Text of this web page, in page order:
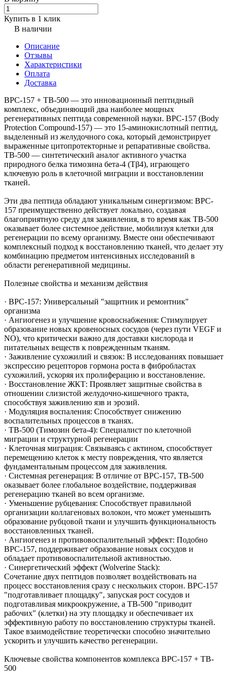
Купить в 1 клик
В наличии
Описание
Отзывы
Характеристики
Оплата
Доставка
BPC-157 + TB-500 — это инновационный пептидный
комплекс, объединяющий два наиболее мощных
регенеративных пептида современной науки. BPC-157 (Body
Protection Compound-157) — это 15-аминокислотный пептид,
выделенный из желудочного сока, который демонстрирует
выраженные цитопротекторные и репаративные свойства.
TB-500 — синтетический аналог активного участка
природного белка тимозина бета-4 (Tβ4), играющего
ключевую роль в клеточной миграции и восстановлении
тканей.
Эти два пептида обладают уникальным синергизмом: BPC-
157 преимущественно действует локально, создавая
благоприятную среду для заживления, в то время как TB-500
оказывает более системное действие, мобилизуя клетки для
регенерации по всему организму. Вместе они обеспечивают
комплексный подход к восстановлению тканей, что делает эту
комбинацию предметом интенсивных исследований в
области регенеративной медицины.
Полезные свойства и механизм действия
· BPC-157: Универсальный "защитник и ремонтник"
организма
· Ангиогенез и улучшение кровоснабжения: Стимулирует
образование новых кровеносных сосудов (через пути VEGF и
NO), что критически важно для доставки кислорода и
питательных веществ к поврежденным тканям.
· Заживление сухожилий и связок: В исследованиях повышает
экспрессию рецепторов гормона роста в фибробластах
сухожилий, ускоряя их пролиферацию и восстановление.
· Восстановление ЖКТ: Проявляет защитные свойства в
отношении слизистой желудочно-кишечного тракта,
способствуя заживлению язв и эрозий.
· Модуляция воспаления: Способствует снижению
воспалительных процессов в тканях.
· TB-500 (Тимозин бета-4): Специалист по клеточной
миграции и структурной регенерации
· Клеточная миграция: Связываясь с актином, способствует
перемещению клеток к месту повреждения, что является
фундаментальным процессом для заживления.
· Системная регенерация: В отличие от BPC-157, TB-500
оказывает более глобальное воздействие, поддерживая
регенерацию тканей во всем организме.
· Уменьшение рубцевания: Способствует правильной
организации коллагеновых волокон, что может уменьшить
образование рубцовой ткани и улучшить функциональность
восстановленных тканей.
· Ангиогенез и противовоспалительный эффект: Подобно
BPC-157, поддерживает образование новых сосудов и
обладает противовоспалительной активностью.
· Синергетический эффект (Wolverine Stack):
Сочетание двух пептидов позволяет воздействовать на
процесс восстановления сразу с нескольких сторон. BPC-157
"подготавливает площадку", запуская рост сосудов и
подготавливая микроокружение, а TB-500 "приводит
рабочих" (клетки) на эту площадку и обеспечивает их
эффективную работу по восстановлению структуры тканей.
Такое взаимодействие теоретически способно значительно
ускорить и улучшить качество регенерации.
Ключевые свойства компонентов комплекса BPC-157 + TB-
500